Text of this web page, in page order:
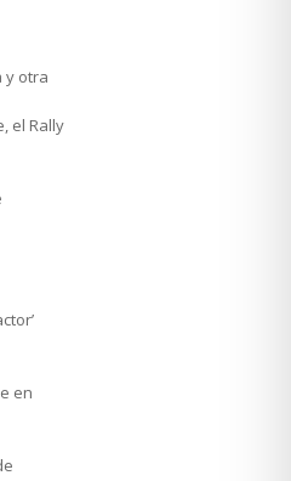
y otra
el Rally
en